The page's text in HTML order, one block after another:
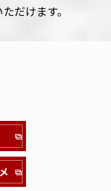
だけます。